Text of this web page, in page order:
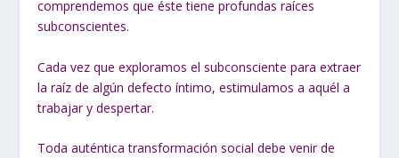
comprendemos que éste tiene profundas raíces
subconscientes.
Cada vez que exploramos el subconsciente para extraer
la raíz de algún defecto íntimo, estimulamos a aquél a
trabajar y despertar.
Toda auténtica transformación social debe venir de